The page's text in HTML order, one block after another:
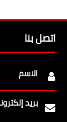
اتصل بنا
الاسم
بريد